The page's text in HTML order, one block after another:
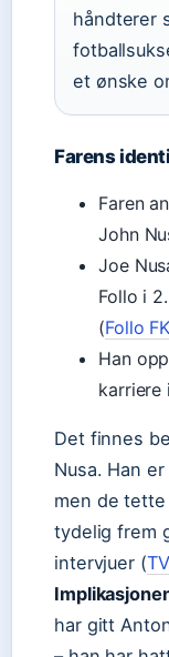
håndterer
et ønske
Farens
Faren
John
Joe
Follo i
(Follo FK
Han
karriere
Det finnes
Nusa. Han
men de
tydelig frem
intervjuer (
har gitt